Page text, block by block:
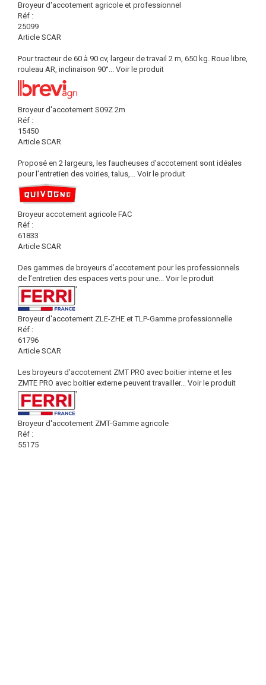
Broyeur d'accotement agricole et professionnel
Réf :
25099
Article SCAR
Pour tracteur de 60 à 90 cv, largeur de travail 2 m, 650 kg. Roue libre,
rouleau AR, inclinaison 90°... Voir le produit
Broyeur d'accotement S09Z 2m
Réf :
15450
Article SCAR
Proposé en 2 largeurs, les faucheuses d'accotement sont idéales
pour l'entretien des voiries, talus,... Voir le produit
Broyeur accotement agricole FAC
Réf :
61833
Article SCAR
Des gammes de broyeurs d’accotement pour les professionnels
de l’entretien des espaces verts pour une... Voir le produit
Broyeur d'accotement ZLE-ZHE et TLP-Gamme professionnelle
Réf :
61796
Article SCAR
Les broyeurs d’accotement ZMT PRO avec boitier interne et les
ZMTE PRO avec boitier externe peuvent travailler... Voir le produit
Broyeur d'accotement ZMT-Gamme agricole
Réf :
55175